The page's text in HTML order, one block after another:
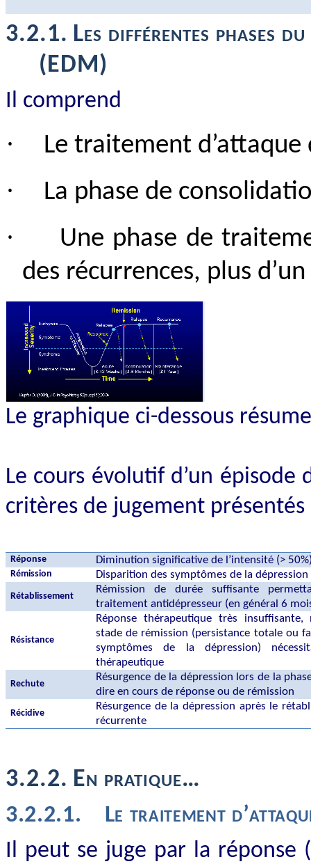
3.2.1. Les différentes phases
(EDM)
Il comprend
· Le traitement d’attaque
· La phase de
·
Une phase de
des récurrences, plus
Le graphique ci-dessous
Le cours évolutif d’un
critères de jugement
Réponse Diminution significative de l’intensité (>
Rémission Disparition des symptômes de la dépression
Rétablissement
Rémission de durée suffisante
traitement antidépresseur (en général 6
Résistance
Réponse thérapeutique très
stade de rémission (persistance totale ou
symptômes de la dépression)
thérapeutique
Rechute
Résurgence de la dépression lors de la
dire en cours de réponse ou de rémission
Récidive
Résurgence de la dépression après le
récurrente
3.2.2. En pratique…
3.2.2.1.
Le traitement
Il peut se juge par la réponse (